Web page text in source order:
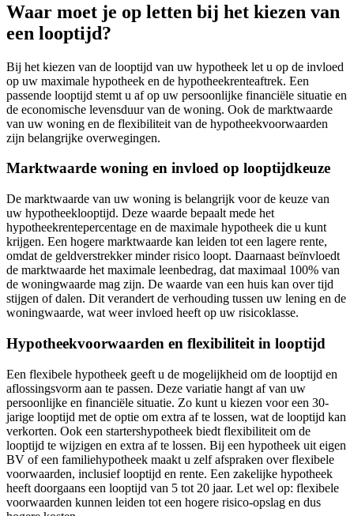
Waar moet je op letten bij het kiezen van
een looptijd?
Bij het kiezen van de looptijd van uw hypotheek let u op de invloed
op uw maximale hypotheek en de hypotheekrenteaftrek. Een
passende looptijd stemt u af op uw persoonlijke financiële situatie en
de economische levensduur van de woning. Ook de marktwaarde
van uw woning en de flexibiliteit van de hypotheekvoorwaarden
zijn belangrijke overwegingen.
Marktwaarde woning en invloed op looptijdkeuze
De marktwaarde van uw woning is belangrijk voor de keuze van
uw hypotheeklooptijd. Deze waarde bepaalt mede het
hypotheekrentepercentage en de maximale hypotheek die u kunt
krijgen. Een hogere marktwaarde kan leiden tot een lagere rente,
omdat de geldverstrekker minder risico loopt. Daarnaast beïnvloedt
de marktwaarde het maximale leenbedrag, dat maximaal 100% van
de woningwaarde mag zijn. De waarde van een huis kan over tijd
stijgen of dalen. Dit verandert de verhouding tussen uw lening en de
woningwaarde, wat weer invloed heeft op uw risicoklasse.
Hypotheekvoorwaarden en flexibiliteit in looptijd
Een flexibele hypotheek geeft u de mogelijkheid om de looptijd en
aflossingsvorm aan te passen. Deze variatie hangt af van uw
persoonlijke en financiële situatie. Zo kunt u kiezen voor een 30-
jarige looptijd met de optie om extra af te lossen, wat de looptijd kan
verkorten. Ook een startershypotheek biedt flexibiliteit om de
looptijd te wijzigen en extra af te lossen. Bij een hypotheek uit eigen
BV of een familiehypotheek maakt u zelf afspraken over flexibele
voorwaarden, inclusief looptijd en rente. Een zakelijke hypotheek
heeft doorgaans een looptijd van 5 tot 20 jaar. Let wel op: flexibele
voorwaarden kunnen leiden tot een hogere risico-opslag en dus